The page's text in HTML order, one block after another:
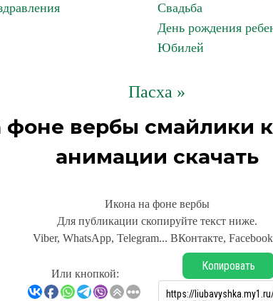
Свадьба
День рождения
Юбилей
Пасха »
фоне вербы смайлики
анимации скачать
Икона на фоне вербы
Для публикации скопируйте текст ниже.
Viber, WhatsApp, Telegram... ВКонтакте,
Или кнопкой:
Копировать